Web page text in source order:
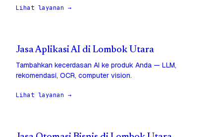
Lihat layanan →
Jasa Aplikasi AI di Lombok Utara
Tambahkan kecerdasan AI ke produk Anda — LLM,
rekomendasi, OCR, computer vision.
Lihat layanan →